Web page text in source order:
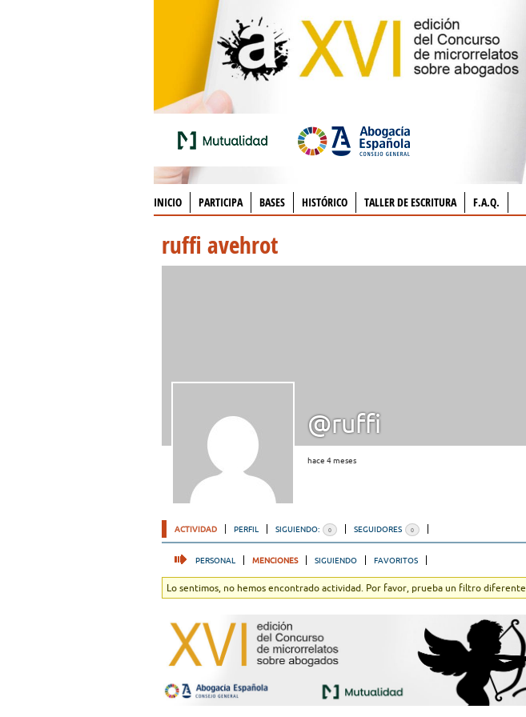
INICIO PARTICIPA BASES HISTÓRICO TALLER DE ESCRITURA F.A.Q.
ruffi avehrot
@ruffi
hace 4 meses
ACTIVIDAD PERFIL SIGUIENDO: 0 SEGUIDORES 0
PERSONAL MENCIONES SIGUIENDO FAVORITOS
Lo sentimos, no hemos encontrado actividad. Por favor, prueba un filtro diferente.